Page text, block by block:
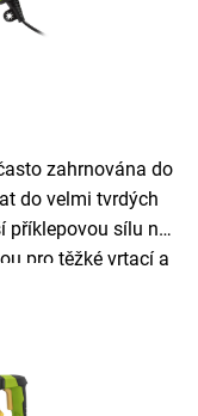
zahrnována do
do velmi tvrdých
sílu než
pro těžké vrtací a